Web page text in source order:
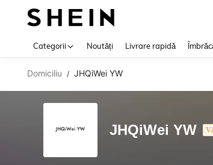
Categorii Noutăți Livrare rapidă
Domiciliu / JHQiWei YW
JHQiWei YW